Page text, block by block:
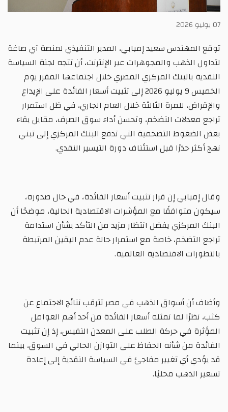
07 يوليو 2026
توقع المهندس سعيد إمبابي، المدير التنفيذي لمنصة آي صاغة
لتداول الذهب والمجوهرات عبر الإنترنت، أن تتجه لجنة السياسة
النقدية بالبنك المركزي المصري خلال اجتماعها المقرر يوم
الخميس 9 يوليو 2026 إلى تثبيت أسعار الفائدة على الإيداع
والإقراض، للمرة الثالثة خلال العام الجاري، في ظل استمرار
تراجع معدلات التضخم، وتحسن أداء سوق الصرف، مقابل بقاء
بعض الضغوط التضخمية التي تدفع البنك المركزي إلى تبني
نهج أكثر حذرًا قبل استئناف دورة التيسير النقدي.
وقال إمبابي إن قرار تثبيت أسعار الفائدة، في حال صدوره،
سيكون متوافقًا مع المؤشرات الاقتصادية الحالية، موضحًا أن
البنك المركزي يفضل انتظار مزيد من التأكد بشأن استدامة
تراجع التضخم، خاصة مع استمرار حالة عدم اليقين المرتبطة
بالتطورات الاقتصادية العالمية.
وأضاف أن أسواق الذهب في مصر تترقب نتائج الاجتماع عن
كثب، نظرًا لما تمثله أسعار الفائدة من أحد أهم العوامل
المؤثرة في حركة الطلب على المعدن النفيس، إذ إن تثبيت
الفائدة من شأنه الحفاظ على التوازن الحالي في السوق، بينما
قد يؤدي أي تغيير مفاجئ في السياسة النقدية إلى إعادة
تسعير الذهب محليًا.